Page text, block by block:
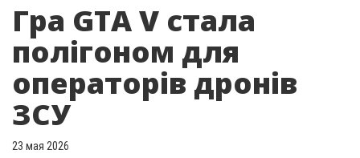
Гра GTA V стала
полігоном для
операторів дронів
ЗСУ
23 мая 2026